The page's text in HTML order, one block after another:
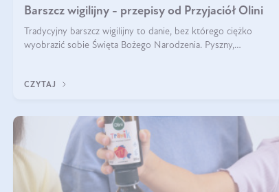
Barszcz wigilijny - przepisy od Przyjaciół Olini
Tradycyjny barszcz wigilijny to danie, bez którego ciężko
wyobrazić sobie Święta Bożego Narodzenia. Pyszny,
CZYTAJ